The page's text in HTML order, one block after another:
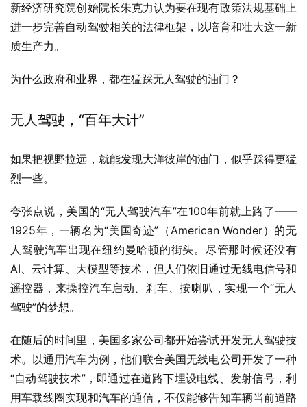
新经济研究院创始院长朱克力认为要在现有政策法规基础上
进一步完善自动驾驶相关的法律框架，以培育和壮大这一新
质生产力。
为什么政府和业界，都在猛踩无人驾驶的油门？
无人驾驶，“百年大计”
如果把视野拉远，就能发现大洋彼岸的油门，似乎踩得更猛
烈一些。
夸张点说，美国的“无人驾驶汽车”在100年前就上路了——
1925年，一辆名为“美国奇迹”（American Wonder）的无
人驾驶汽车出现在纽约曼哈顿的街头。尽管那时候还没有
AI、云计算、大模型等技术，但人们依旧通过无线电信号和
遥控器，来操控汽车启动、刹车、按喇叭，实现一个“无人
驾驶”的梦想。
在随后的时间里，美国多家公司都开始尝试开发无人驾驶技
术。以通用汽车为例，他们联合美国无线电公司开发了一种
“自动驾驶技术”，即通过在道路下埋设电线、发射信号，利
用车载线圈实现和汽车的通信，不仅能够告知车辆当前道路